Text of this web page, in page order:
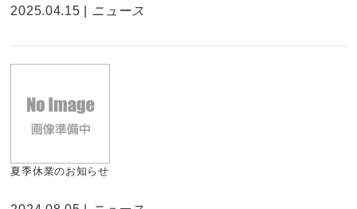
2025.04.15 | ニュース
夏季休業のお知らせ